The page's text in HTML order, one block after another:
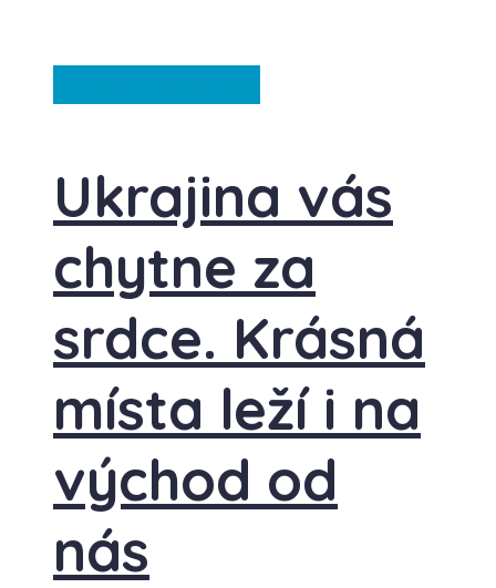
Ukrajina vás
chytne za
srdce. Krásná
místa leží i na
východ od
nás